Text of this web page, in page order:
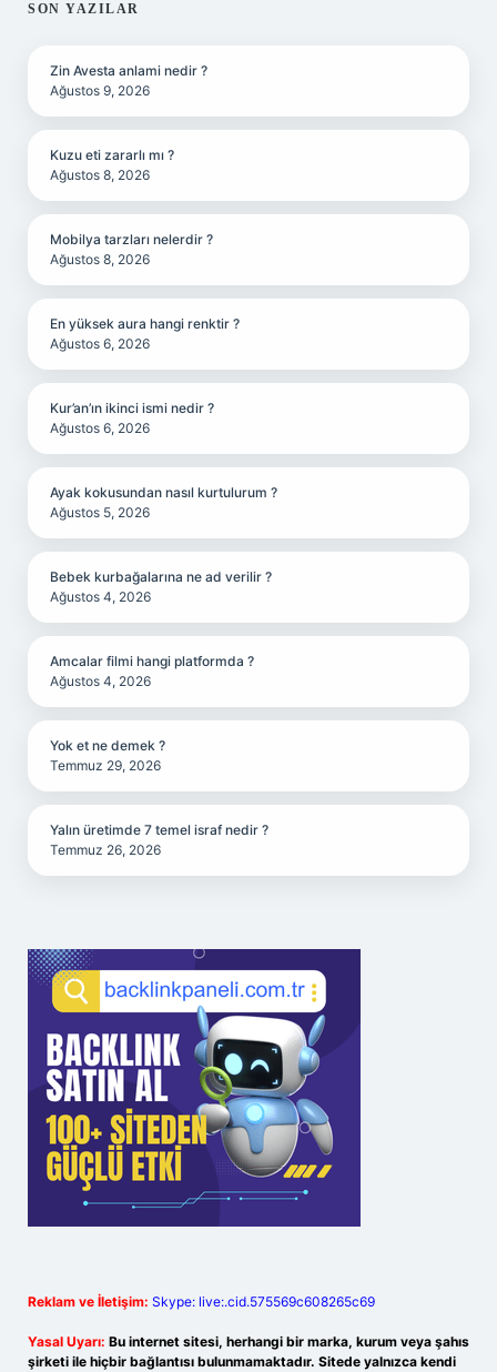
SIDEBAR
SON YAZILAR
Zin Avesta anlami nedir ?
Ağustos 9, 2026
Kuzu eti zararlı mı ?
Ağustos 8, 2026
Mobilya tarzları nelerdir ?
Ağustos 8, 2026
En yüksek aura hangi renktir ?
Ağustos 6, 2026
Kur’an’ın ikinci ismi nedir ?
Ağustos 6, 2026
Ayak kokusundan nasıl kurtulurum ?
Ağustos 5, 2026
Bebek kurbağalarına ne ad verilir ?
Ağustos 4, 2026
Amcalar filmi hangi platformda ?
Ağustos 4, 2026
Yok et ne demek ?
Temmuz 29, 2026
Yalın üretimde 7 temel israf nedir ?
Temmuz 26, 2026
Reklam ve İletişim: Skype: live:.cid.575569c608265c69
Yasal Uyarı: Bu internet sitesi, herhangi bir marka, kurum veya şahıs
şirketi ile hiçbir bağlantısı bulunmamaktadır. Sitede yalnızca kendi